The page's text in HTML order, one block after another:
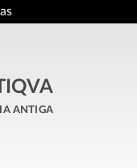
antiga